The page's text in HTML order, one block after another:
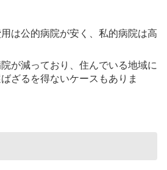
は公的病院が安く、私的病院は高
が減っており、住んでいる地域に
ざるを得ないケースもありま